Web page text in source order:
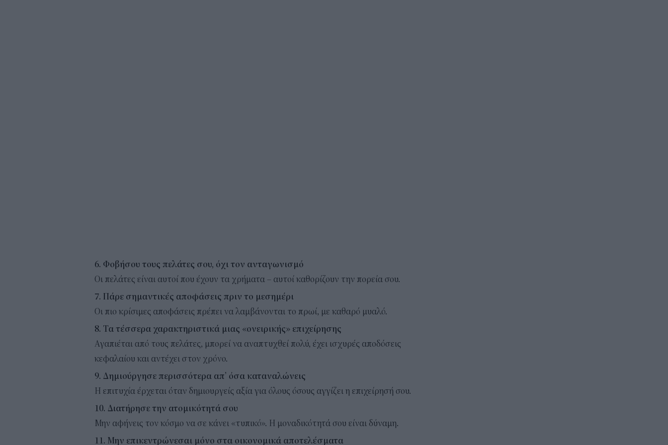
6. Φοβήσου τους πελάτες σου, όχι τον ανταγωνισμό
Οι πελάτες είναι αυτοί που έχουν τα χρήματα – αυτοί καθορίζουν την πορεία σου.
7. Πάρε σημαντικές αποφάσεις πριν το μεσημέρι
Οι πιο κρίσιμες αποφάσεις πρέπει να λαμβάνονται το πρωί, με καθαρό μυαλό.
8. Τα τέσσερα χαρακτηριστικά μιας «ονειρικής» επιχείρησης
Αγαπιέται από τους πελάτες, μπορεί να αναπτυχθεί πολύ, έχει ισχυρές αποδόσεις
κεφαλαίου και αντέχει στον χρόνο.
9. Δημιούργησε περισσότερα απ’ όσα καταναλώνεις
Η επιτυχία έρχεται όταν δημιουργείς αξία για όλους όσους αγγίζει η επιχείρησή σου.
10. Διατήρησε την ατομικότητά σου
Μην αφήνεις τον κόσμο να σε κάνει «τυπικό». Η μοναδικότητά σου είναι δύναμη.
11. Μην επικεντρώνεσαι μόνο στα οικονομικά αποτελέσματα